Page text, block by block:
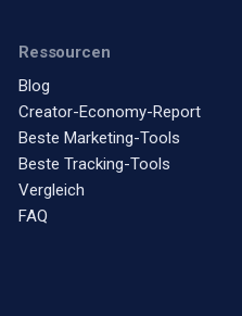
Ressourcen
Blog
Creator-Economy-Report
Beste Marketing-Tools
Beste Tracking-Tools
Vergleich
FAQ